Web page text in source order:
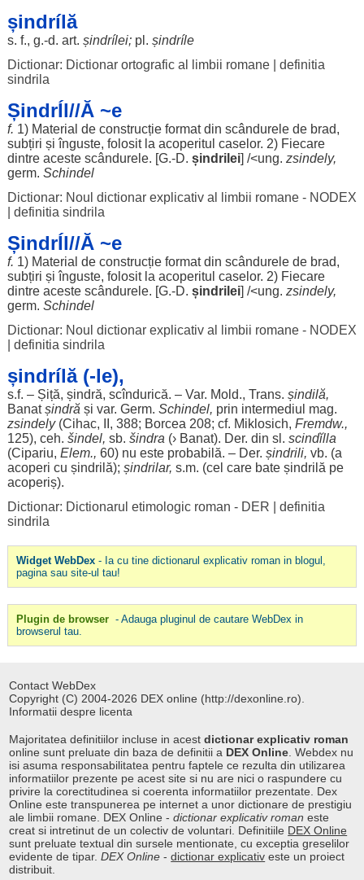
șindrílă
s. f., g.-d. art. șindrílei;pl. șindríle
Dictionar: Dictionar ortografic al limbii romane| definitia
sindrila
ȘindrÍl//Ă ~e
f. 1) Material de construcție formatdin scândurelede brad,
subțiri șiînguste, folositla acoperitul caselor. 2) Fiecare
dintre aceste scândurele. [G.-D. șindrilei] /<ung. zsindely,
germ. Schindel
Dictionar: Noul dictionar explicativ al limbii romane - NODEX
definitia sindrila
ȘindrÍl//Ă ~e
f. 1) Material de construcție formatdin scândurelede brad,
subțiri șiînguste, folositla acoperitul caselor. 2) Fiecare
dintre aceste scândurele. [G.-D. șindrilei] /<ung. zsindely,
germ. Schindel
Dictionar: Noul dictionar explicativ al limbii romane - NODEX
definitia sindrila
șindrílă (-le),
s.f. – Șiță, șindră, scîndurică. – Var. Mold., Trans. șindilă,
Banat șindră și var. Germ. Schindel, prin intermediul mag.
zsindely(Cihac, II, 388; Borcea 208; cf. Miklosich, Fremdw.,
125), ceh. šindel, sb. šindra (› Banat). Der. din sl. scindĭlla
(Cipariu, Elem., 60) nu este probabilă. – Der. șindrili, vb. (a
acoperi cu șindrilă); șindrilar, s.m. (cel care bateșindrilă pe
acoperiș).
Dictionar: Dictionarul etimologic roman - DER
definitia
sindrila
Widget WebDex- Ia cu tine dictionarul explicativ roman in blogul,
pagina sau site-ul tau!
Plugin de browser - Adauga pluginul de cautare WebDex in
browserul tau.
Contact WebDex
Copyright (C) 2004-2026 DEX online (http://dexonline.ro).
Informatii despre licenta
Majoritatea definitiilor incluse in acestdictionar explicativ roman
online sunt preluate din baza de definitii a DEX Online . Webdex nu
isi asuma responsabilitatea pentru faptele ce rezulta din utilizarea
informatiilor prezente pe acest site si nu are nici o raspundere cu
privire la corectitudinea si coerenta informatiilor prezentate. Dex
Online este transpunerea pe internet a unor dictionare de prestigiu
ale limbii romane. DEX Online -dictionar explicativ roman este
creat si intretinut de un colectiv de voluntari. Definitiile DEX Online
sunt preluate textual din sursele mentionate, cu exceptia greselilor
evidente de tipar.DEX Online -dictionar explicativ este un proiect
distribuit.